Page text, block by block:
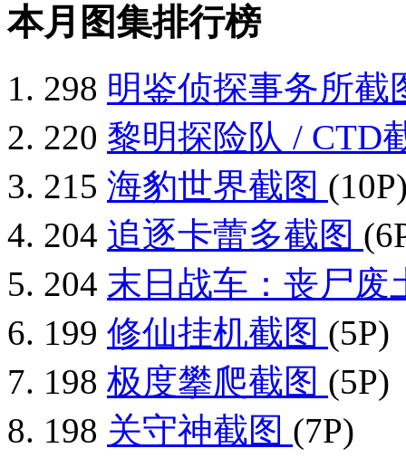
本月图集排行榜
298 明鉴侦探事务所截
220 黎明探险队 / CTD
215 海豹世界截图
204 追逐卡蕾多截图
204 末日战车：丧尸
199 修仙挂机截图 (5P)
198 极度攀爬截图 (5P)
198 关守神截图 (7P)